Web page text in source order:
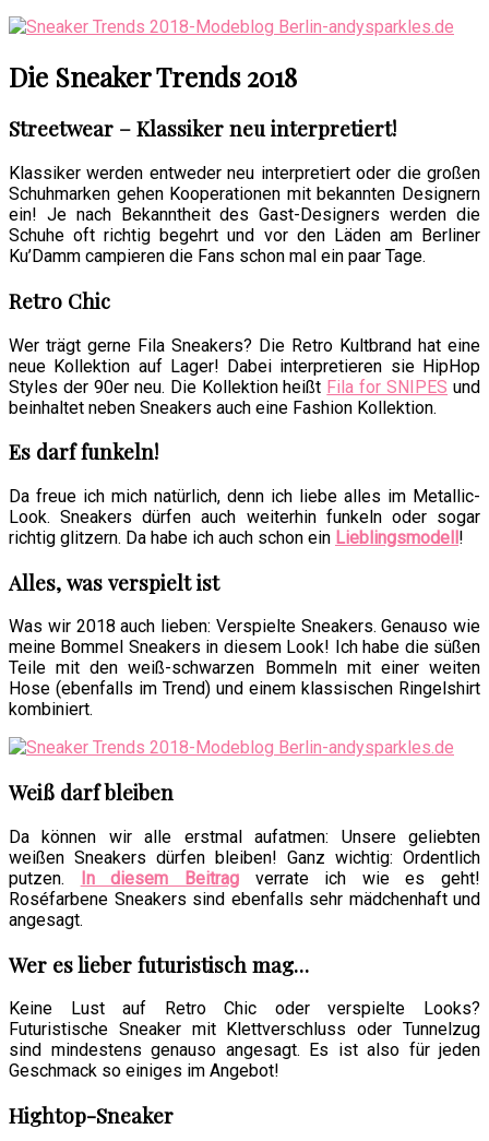
Die Sneaker Trends 2018
Streetwear – Klassiker neu interpretiert!
Klassiker werden entweder neu interpretiert oder die großen
Schuhmarken gehen Kooperationen mit bekannten Designern
ein! Je nach Bekanntheit des Gast-Designers werden die
Schuhe oft richtig begehrt und vor den Läden am Berliner
Ku’Damm campieren die Fans schon mal ein paar Tage.
Retro Chic
Wer trägt gerne Fila Sneakers? Die Retro Kultbrand hat eine
neue Kollektion auf Lager! Dabei interpretieren sie HipHop
Styles der 90er neu. Die Kollektion heißt Fila for SNIPES und
beinhaltet neben Sneakers auch eine Fashion Kollektion.
Es darf funkeln!
Da freue ich mich natürlich, denn ich liebe alles im Metallic-
Look. Sneakers dürfen auch weiterhin funkeln oder sogar
richtig glitzern. Da habe ich auch schon ein Lieblingsmodell!
Alles, was verspielt ist
Was wir 2018 auch lieben: Verspielte Sneakers. Genauso wie
meine Bommel Sneakers in diesem Look! Ich habe die süßen
Teile mit den weiß-schwarzen Bommeln mit einer weiten
Hose (ebenfalls im Trend) und einem klassischen Ringelshirt
kombiniert.
Weiß darf bleiben
Da können wir alle erstmal aufatmen: Unsere geliebten
weißen Sneakers dürfen bleiben! Ganz wichtig: Ordentlich
putzen.
In diesem Beitragverrate ich wie es geht!
Roséfarbene Sneakers sind ebenfalls sehr mädchenhaft und
angesagt.
Wer es lieber futuristisch mag…
Keine Lust auf Retro Chic oder verspielte Looks?
Futuristische Sneaker mit Klettverschluss oder Tunnelzug
sind mindestens genauso angesagt. Es ist also für jeden
Geschmack so einiges im Angebot!
Hightop-Sneaker